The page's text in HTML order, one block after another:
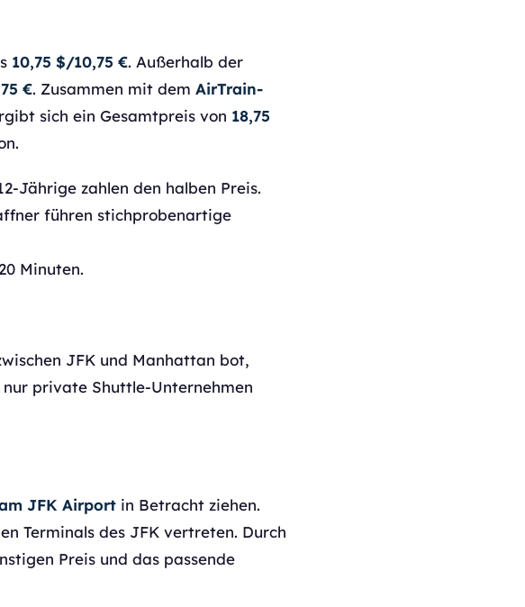
10,75 $/10,75 €. Außerhalb der
€. Zusammen mit dem AirTrain-
sich ein Gesamtpreis von 18,75
Jährige zahlen den halben Preis.
führen stichprobenartige
Minuten.
JFK und Manhattan bot,
private Shuttle-Unternehmen
JFK Airport in Betracht ziehen.
Terminals des JFK vertreten. Durch
Preis und das passende